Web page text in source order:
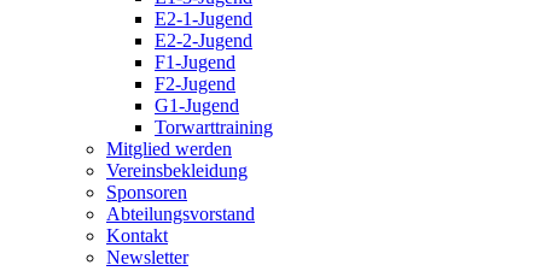
E2-1-Jugend
E2-2-Jugend
F1-Jugend
F2-Jugend
G1-Jugend
Torwarttraining
Mitglied werden
Vereinsbekleidung
Sponsoren
Abteilungsvorstand
Kontakt
Newsletter